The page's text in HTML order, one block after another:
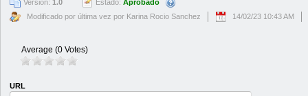
Versión: 1.0 Estado: Aprobado
Modificado por última vez por Karina Rocio Sanchez
14/02/23 10:43 AM
Average (0 Votes)
URL